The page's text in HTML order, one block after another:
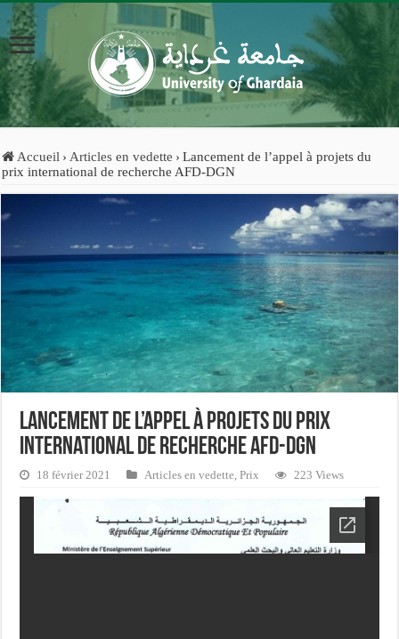
Accueil › Articles en vedette › Lancement de l’appel à projets du
prix international de recherche AFD-DGN
Lancement de l’appel à projets du prix
international de recherche AFD-DGN
18 février 2021 Articles en vedette ,Prix 223 Views